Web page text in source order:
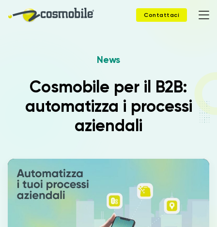
Contattaci
Prodotti
Soluzioni
Webinar
Company
News
Cosmobile per il B2B:
automatizza i processi
aziendali